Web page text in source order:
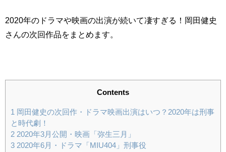
2020年のドラマや映画の出演が続いて凄すぎる！岡田健史
さんの次回作品をまとめます。
Contents
1
岡田健史の次回作・ドラマ映画出演はいつ？2020年は刑事
と時代劇！
2 2020年3月公開・映画「弥生三月」
3 2020年6月・ドラマ「MIU404」刑事役